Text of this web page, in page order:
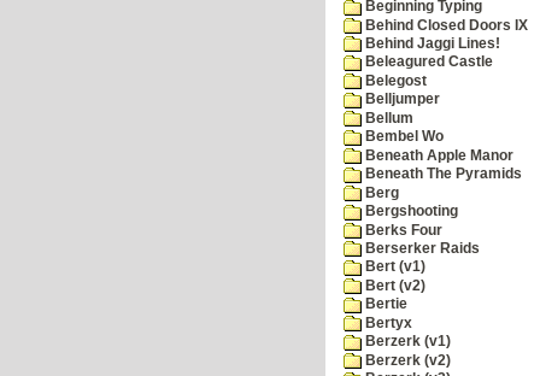
Beginning Typing
Behind Closed Doors IX
Behind Jaggi Lines!
Beleagured Castle
Belegost
Belljumper
Bellum
Bembel Wo
Beneath Apple Manor
Beneath The Pyramids
Berg
Bergshooting
Berks Four
Berserker Raids
Bert (v1)
Bert (v2)
Bertie
Bertyx
Berzerk (v1)
Berzerk (v2)